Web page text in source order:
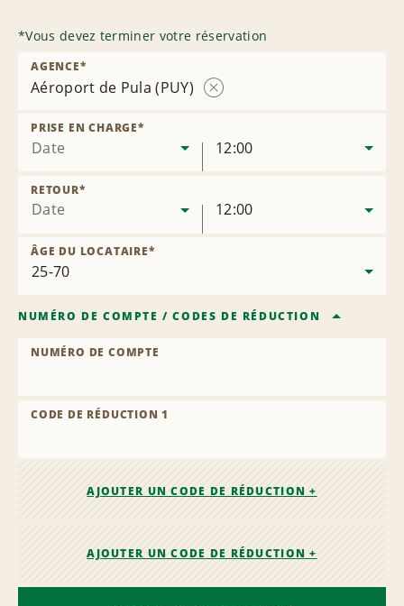
*Vous devez terminer votre réservation
Aéroport de Pula (PUY)
AGENCE*
Date
PRISE EN CHARGE*
12:00
Date
RETOUR*
12:00
ÂGE DU LOCATAIRE*
NUMÉRO DE COMPTE /CODES DE RÉDUCTION
NUMÉRO DE COMPTE
CODE DE RÉDUCTION 1
AJOUTER UN CODE DE RÉDUCTION +
AJOUTER UN CODE DE RÉDUCTION +